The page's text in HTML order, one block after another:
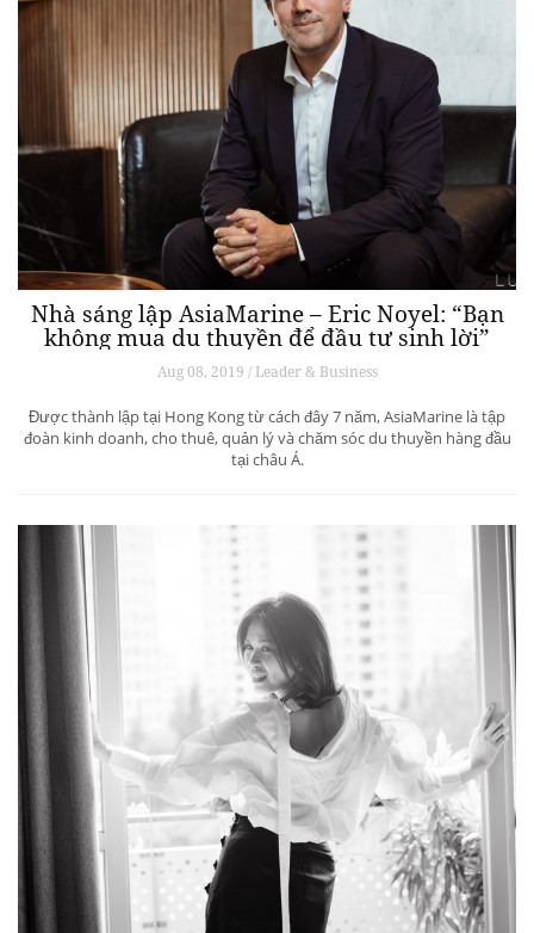
Nhà sáng lập AsiaMarine – Eric Noyel: “Bạn
không mua du thuyền để đầu tư sinh lời”
Aug 08, 2019 / Leader & Business
Được thành lập tại Hong Kong từ cách đây 7 năm, AsiaMarine là tập
đoàn kinh doanh, cho thuê, quản lý và chăm sóc du thuyền hàng đầu
tại châu Á.